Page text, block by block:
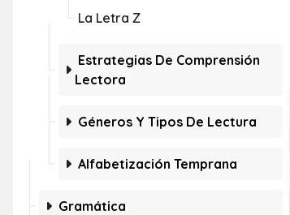
La Letra Z
Estrategias De Comprensión
Lectora
Géneros Y Tipos De Lectura
Alfabetización Temprana
Gramática